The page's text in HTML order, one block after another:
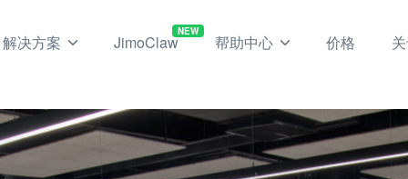
解决方案 JimoClaw
NEW
帮助中心 价格